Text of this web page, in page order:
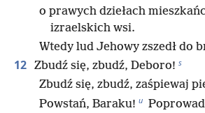
o prawych dziełach
izraelskich wsi.
Wtedy lud Jehowy zszedł do
12 Zbudź się, zbudź, Deboro! s
Zbudź się, zbudź, zaśpiewaj
Powstań, Baraku! u